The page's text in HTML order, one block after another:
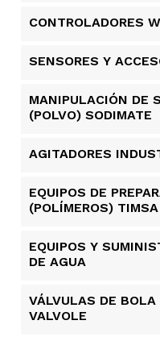
CONTROLADORES
SENSORES Y
MANIPULACIÓN DE
(POLVO) SODIMATE
AGITADORES
EQUIPOS DE
(POLÍMEROS) TIMSA
EQUIPOS Y
DE AGUA
VÁLVULAS DE
VALVOLE